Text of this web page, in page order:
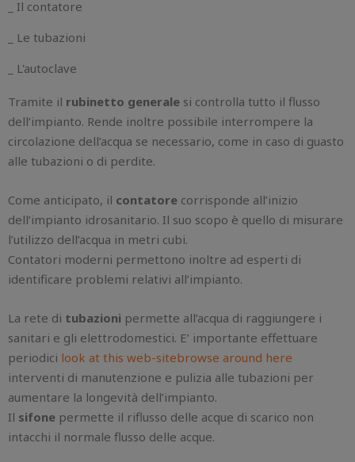
_ Il contatore
_ Le tubazioni
_ L'autoclave
Tramite il rubinetto generale si controlla tutto il flusso
dell’impianto. Rende inoltre possibile interrompere la
circolazione dell’acqua se necessario, come in caso di guasto
alle tubazioni o di perdite.
Come anticipato, il contatore corrisponde all’inizio
dell’impianto idrosanitario. Il suo scopo è quello di misurare
l’utilizzo dell’acqua in metri cubi.
Contatori moderni permettono inoltre ad esperti di
identificare problemi relativi all’impianto.
La rete di tubazioni permette all’acqua di raggiungere i
sanitari e gli elettrodomestici. E’ importante effettuare
periodici look at this web-sitebrowse around here
interventi di manutenzione e pulizia alle tubazioni per
aumentare la longevità dell’impianto.
Il sifone permette il riflusso delle acque di scarico non
intacchi il normale flusso delle acque.